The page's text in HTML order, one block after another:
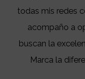
todas mis redes
acompaño a
buscan la
Marca la